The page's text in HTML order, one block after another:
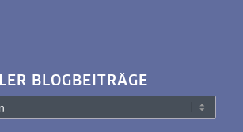
BLOGBEITRÄGE